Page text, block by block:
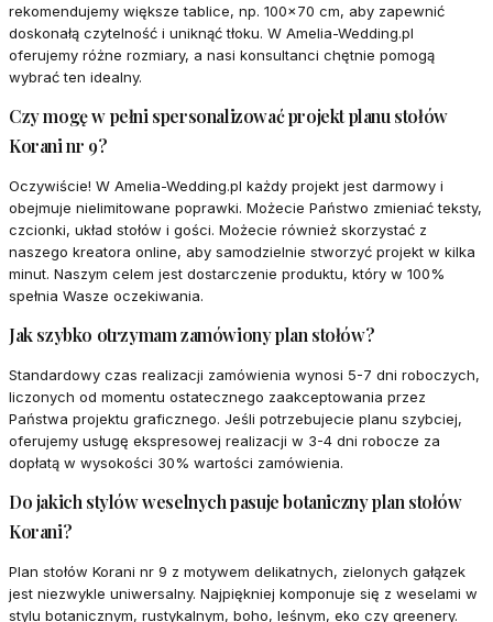
rekomendujemy większe tablice, np. 100x70 cm, aby zapewnić
doskonałą czytelność i uniknąć tłoku. W Amelia-Wedding.pl
oferujemy różne rozmiary, a nasi konsultanci chętnie pomogą
wybrać ten idealny.
Czy mogę w pełni spersonalizować projekt planu stołów
Korani nr 9?
Oczywiście! W Amelia-Wedding.pl każdy projekt jest darmowy i
obejmuje nielimitowane poprawki. Możecie Państwo zmieniać teksty,
czcionki, układ stołów i gości. Możecie również skorzystać z
naszego kreatora online, aby samodzielnie stworzyć projekt w kilka
minut. Naszym celem jest dostarczenie produktu, który w 100%
spełnia Wasze oczekiwania.
Jak szybko otrzymam zamówiony plan stołów?
Standardowy czas realizacji zamówienia wynosi 5-7 dni roboczych,
liczonych od momentu ostatecznego zaakceptowania przez
Państwa projektu graficznego. Jeśli potrzebujecie planu szybciej,
oferujemy usługę ekspresowej realizacji w 3-4 dni robocze za
dopłatą w wysokości 30% wartości zamówienia.
Do jakich stylów weselnych pasuje botaniczny plan stołów
Korani?
Plan stołów Korani nr 9 z motywem delikatnych, zielonych gałązek
jest niezwykle uniwersalny. Najpiękniej komponuje się z weselami w
stylu botanicznym, rustykalnym, boho, leśnym, eko czy greenery.